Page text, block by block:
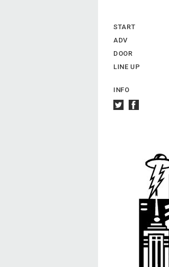
START
ADV
DOOR
LINE UP
INFO